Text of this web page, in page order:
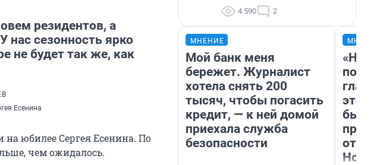
резидентов, а
нас сезонность ярко
не будет так же, как
Есенина
юбилее Сергея Есенина. По
чем ожидалось.
4 590 2
МНЕНИЕ
Мой банк меня
бережет. Журналист
хотела снять 200
тысяч, чтобы погасить
кредит, — к ней домой
приехала служба
безопасности
этого
бьет